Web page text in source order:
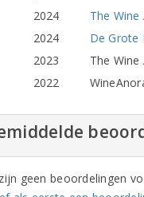
2024
The
2024
De
2023
The
2022
geen beoordelingen